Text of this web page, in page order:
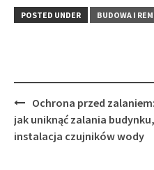
POSTED UNDER BUDOWA I
Post
navigation
Ochrona przed zalaniem:
jak uniknąć zalania budynku,
instalacja czujników wody